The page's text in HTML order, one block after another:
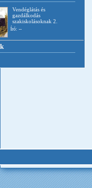
Vendéglátás és
gazdálkodás
szakiskolásoknak 2.
Író: --